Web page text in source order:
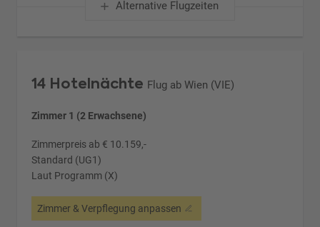
Alternative Flugzeiten
14 Hotelnächte Flug ab Wien (VIE)
Zimmer 1 (2 Erwachsene)
Zimmerpreis ab € 10.159,-
Standard (UG1)
Laut Programm (X)
Zimmer & Verpflegung anpassen